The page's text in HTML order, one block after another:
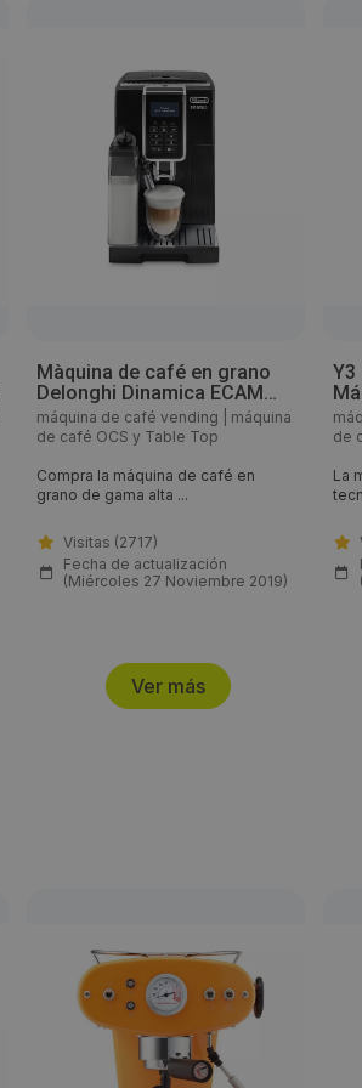
Màquina de café en grano
Delonghi Dinamica ECAM
350.55 - 22284
máquina de café vending
máquina
de café OCS y Table Top
Compra la máquina de café en
grano de gama alta ...
Visitas (2717)
Fecha de actualización
(Miércoles 27 Noviembre 2019)
Y3
de
La
Ver más